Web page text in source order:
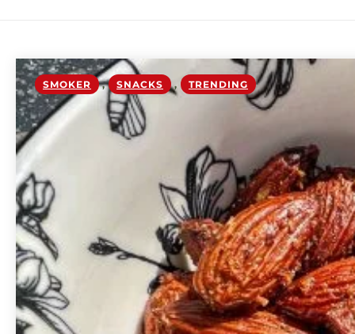
SMOKER , SNACKS , TRENDING